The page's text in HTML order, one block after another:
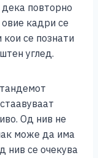
повторно
кадри се
се познати
углед.
Од нив не
може да има
нив се очекува